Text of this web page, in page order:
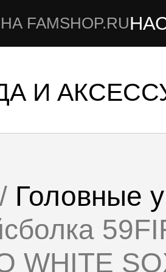
НАС НЕТ
И
/ Головные
WHITE